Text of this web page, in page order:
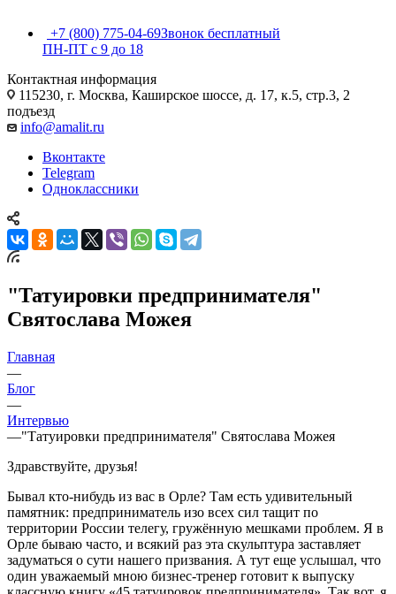
+7 (800) 775-04-69Звонок бесплатный
ПН-ПТ c 9 до 18
Контактная информация
115230, г. Москва, Каширское шоссе, д. 17, к.5, стр.3, 2
подъезд
info@amalit.ru
Вконтакте
Telegram
Одноклассники
"Татуировки предпринимателя"
Святослава Можея
Главная
—
Блог
—
Интервью
—"Татуировки предпринимателя" Святослава Можея
Здравствуйте, друзья!
Бывал кто-нибудь из вас в Орле? Там есть удивительный
памятник: предприниматель изо всех сил тащит по
территории России телегу, гружённую мешками проблем. Я в
Орле бываю часто, и всякий раз эта скульптура заставляет
задуматься о сути нашего призвания. А тут еще услышал, что
один уважаемый мною бизнес-тренер готовит к выпуску